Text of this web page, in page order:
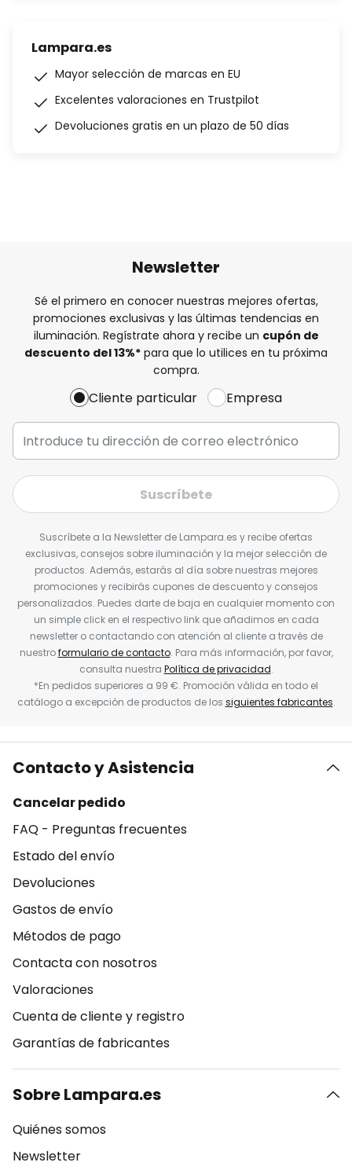
Lampara.es
Mayor selección de marcas en EU
Excelentes valoraciones en Trustpilot
Devoluciones gratis en un plazo de 50 días
Newsletter
Sé el primero en conocer nuestras mejores ofertas,
promociones exclusivas y las últimas tendencias en
iluminación. Regístrate ahora y recibe un cupón de
descuento del13%* para que lo utilices en tu próxima
compra.
Cliente particular Empresa
Suscríbete
Suscríbete a la Newsletter de Lampara.es y recibe ofertas
exclusivas, consejos sobre iluminación y la mejor selección de
productos. Además, estarás al día sobre nuestras mejores
promociones y recibirás cupones de descuento y consejos
personalizados. Puedes darte de baja en cualquier momento con
un simple click en el respectivo link que añadimos en cada
newsletter o contactando con atención al cliente a través de
nuestroformulario de contacto. Para más información, por favor,
consulta nuestra Política de privacidad.
*En pedidos superiores a 99 €. Promoción válida en todo el
catálogo a excepción de productos de los siguientes fabricantes.
Contacto y Asistencia
Cancelar pedido
FAQ - Preguntas frecuentes
Estado del envío
Devoluciones
Gastos de envío
Métodos de pago
Contacta con nosotros
Valoraciones
Cuenta de cliente y registro
Garantías de fabricantes
Sobre Lampara.es
Quiénes somos
Newsletter